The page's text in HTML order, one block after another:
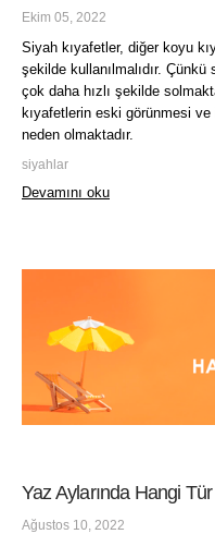
Ekim 05, 2022
Siyah kıyafetler, diğer koyu
şekilde kullanılmalıdır.
çok daha hızlı şekilde
kıyafetlerin eski görünmesi
neden olmaktadır.
siyahlar
Devamını oku
Yaz Aylarında Hangi
Ağustos 10, 2022